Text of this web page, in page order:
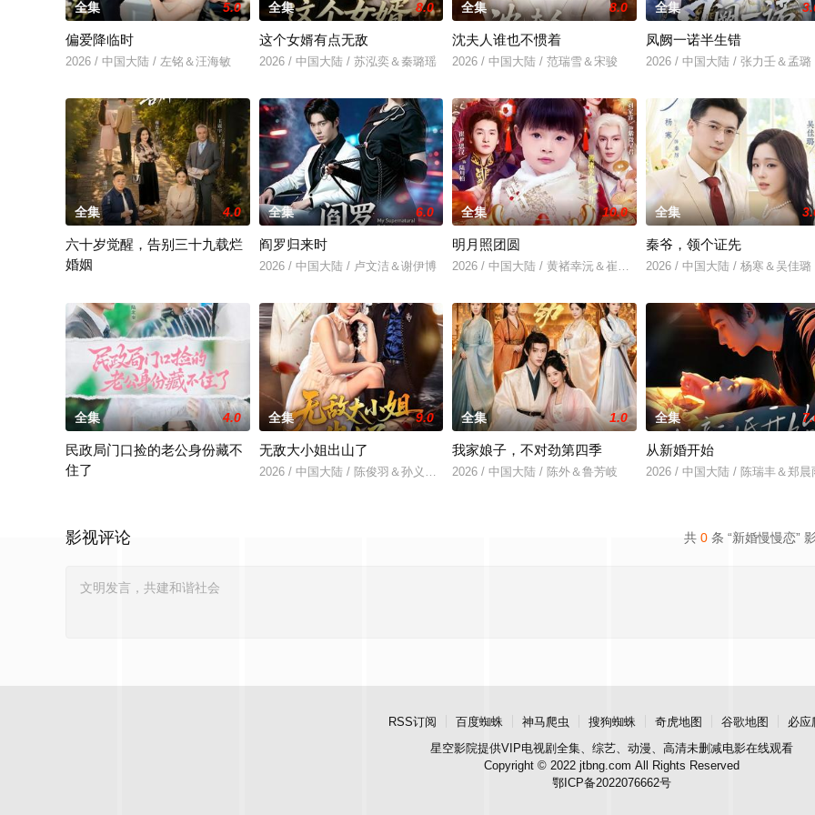
全集 5.0
偏爱降临时
2026 / 中国大陆 / 左铭＆汪海敏
全集 8.0
这个女婿有点无敌
2026 / 中国大陆 / 苏泓奕＆秦璐瑶
全集 8.0
沈夫人谁也不惯着
2026 / 中国大陆 / 范瑞雪＆宋骏
全集
凤阙一诺半生错
2026 / 中国大陆 / 张力壬＆孟璐
全集 4.0
六十岁觉醒，告别三十九载烂
婚姻
全集 6.0
阎罗归来时
2026 / 中国大陆 / 卢文洁＆谢伊博
全集 10.0
明月照团圆
2026 / 中国大陆 / 黄褚幸沅＆崔尹思汉
全集
秦爷，领个证先
2026 / 中国大陆 / 杨寒＆吴佳璐
全集 4.0
民政局门口捡的老公身份藏不
住了
全集 9.0
无敌大小姐出山了
2026 / 中国大陆 / 陈俊羽＆孙义宸＆郭亚宁
全集 1.0
我家娘子，不对劲第四季
2026 / 中国大陆 / 陈外＆鲁芳岐
全集
从新婚开始
2026 / 中国大陆 / 陈瑞丰＆郑晨
共 0 条 “新婚慢慢恋”
影视评论
RSS订阅 百度蜘蛛 神马爬虫 搜狗蜘蛛 奇虎地图 谷歌地图
必应
星空影院提供VIP电视剧全集、综艺、动漫、高清未删减电影在线观看
Copyright © 2022 jtbng.com All Rights Reserved
鄂ICP备2022076662号